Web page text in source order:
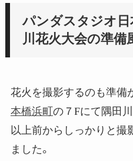
パンダスタジオ日
川花火大会の準備
花火を撮影するのも準備
本橋浜町 の７Fにて隅田
以上前からしっかりと撮
ました。